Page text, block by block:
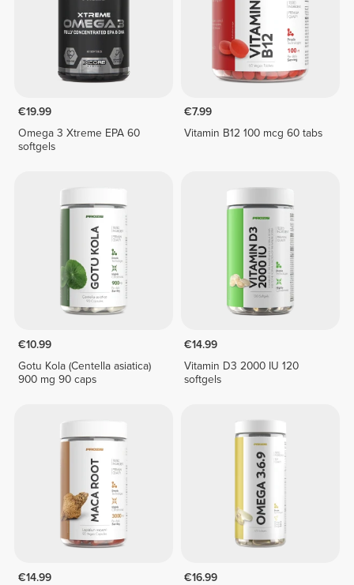
€19.99
Omega 3 Xtreme EPA 60
softgels
€7.99
Vitamin B12 100 mcg 60 tabs
€10.99
Gotu Kola (Centella asiatica)
900 mg 90 caps
€14.99
Vitamin D3 2000 IU 120
softgels
€14.99
€16.99